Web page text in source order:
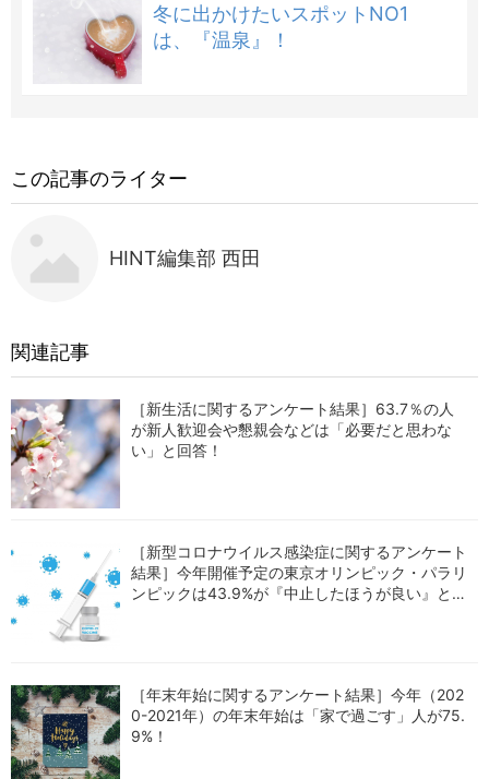
冬に出かけたいスポットNO1
は、『温泉』！
この記事のライター
HINT編集部 西田
関連記事
［新生活に関するアンケート結果］63.7％の人
が新人歓迎会や懇親会などは「必要だと思わな
い」と回答！
［新型コロナウイルス感染症に関するアンケート
結果］今年開催予定の東京オリンピック・パラリ
ンピックは43.9%が『中止したほうが良い』と回
［年末年始に関するアンケート結果］今年（202
0-2021年）の年末年始は「家で過ごす」人が75.
9%！